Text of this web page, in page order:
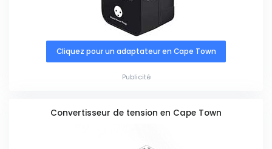
Cliquez pour un adaptateur en Cape Town
Publicité
Convertisseur de tension en Cape Town